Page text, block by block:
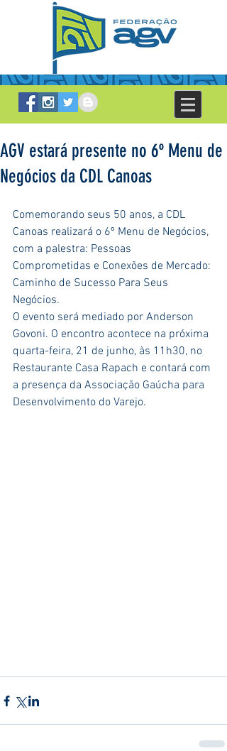
AGV estará presente no 6º Menu de
Negócios da CDL Canoas
Comemorando seus 50 anos, a CDL
Canoas realizará o 6º Menu de Negócios,
com a palestra: Pessoas
Comprometidas e Conexões de Mercado:
Caminho de Sucesso Para Seus
Negócios.
O evento será mediado por Anderson
Govoni. O encontro acontece na próxima
quarta-feira, 21 de junho, às 11h30, no
Restaurante Casa Rapach e contará com
a presença da Associação Gaúcha para
Desenvolvimento do Varejo.